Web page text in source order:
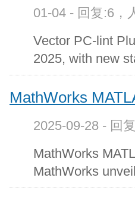
01-04 - 回复:6，
Vector PC-lint
2025, with new
MathWorks
2025-09-28 - 回
MathWorks
MathWorks